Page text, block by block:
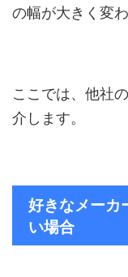
の幅が大きく変わ
ここでは、他社
介します。
好きなメーカ
い場合